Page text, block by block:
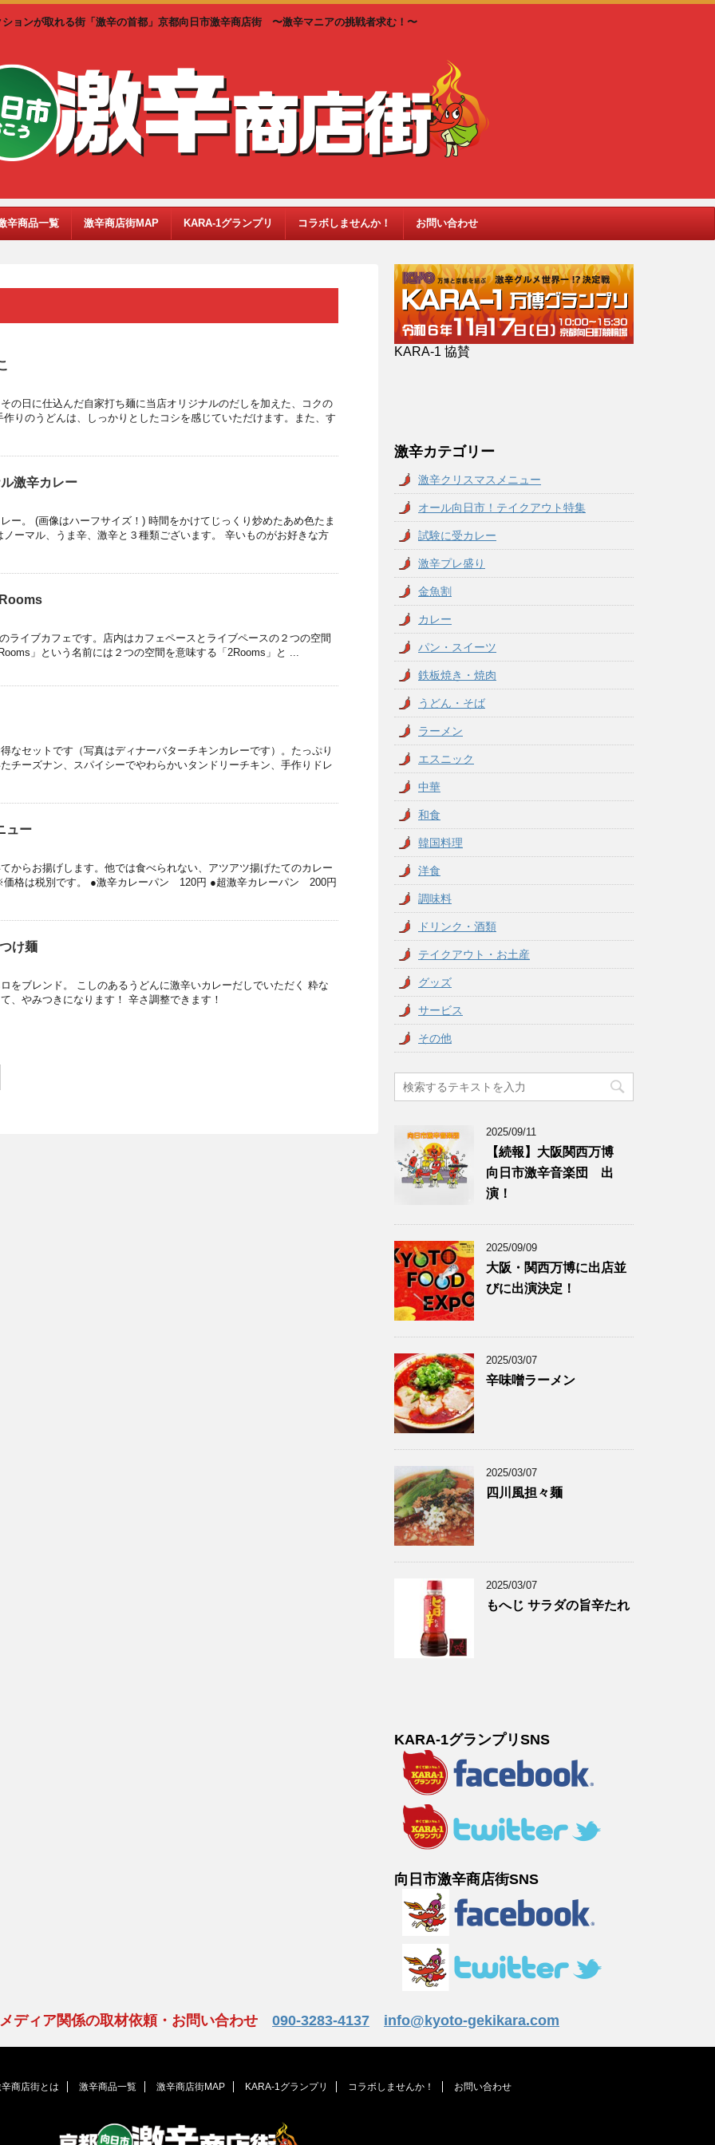
ションが取れる街「激辛の首都」京都向日市激辛商店街 〜激辛マニアの挑戦者求む！〜
辛商品一覧 激辛商店街MAP KARA-1グランプリ コラボしませんか！ お問い合わせ
の日に仕込んだ自家打ち麺に当店オリジナルのだしを加えた、コクの
りのうどんは、しっかりとしたコシを感じていただけます。また、す
激辛カレー
ー。 (画像はハーフサイズ！) 時間をかけてじっくり炒めたあめ色たま
ーマル、うま辛、激辛と３種類ございます。 辛いものがお好きな方
ライブカフェです。店内はカフェペースとライブペースの２つの空間
」という名前には２つの空間を意味する「2Rooms」と ...
なセットです（写真はディナーバターチキンカレーです）。たっぷり
チーズナン、スパイシーでやわらかいタンドリーチキン、手作りドレ
ュー
からお揚げします。他では食べられない、アツアツ揚げたてのカレー
格は税別です。 ●激辛カレーパン 120円 ●超激辛カレーパン 200円
け麺
をブレンド。 こしのあるうどんに激辛いカレーだしでいただく 粋な
、やみつきになります！ 辛さ調整できます！
KARA-1 協賛
激辛カテゴリー
激辛クリスマスメニュー
オール向日市！テイクアウト特集
試験に受カレー
激辛プレ盛り
金魚割
カレー
パン・スイーツ
鉄板焼き・焼肉
うどん・そば
ラーメン
エスニック
中華
和食
韓国料理
洋食
調味料
ドリンク・酒類
テイクアウト・お土産
グッズ
サービス
その他
2025/09/11
【続報】大阪関西万博
向日市激辛音楽団 出
演！
2025/09/09
大阪・関西万博に出店並
びに出演決定！
2025/03/07
辛味噌ラーメン
2025/03/07
四川風担々麺
2025/03/07
もへじ サラダの旨辛たれ
KARA-1グランプリSNS
向日市激辛商店街SNS
ディア関係の取材依頼・お問い合わせ 090-3283-4137 info@kyoto-gekikara.com
商店街とは 激辛商品一覧 激辛商店街MAP KARA-1グランプリ コラボしませんか！ お問い合わせ